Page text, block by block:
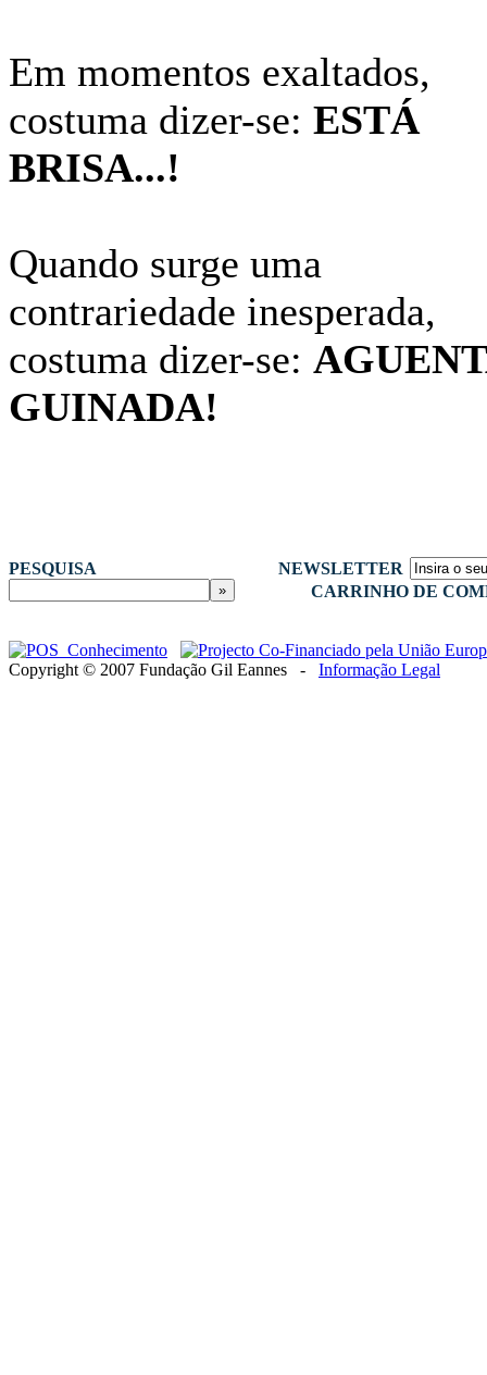
Em momentos exaltados,
costuma dizer-se: ESTÁ
BRISA...!
Quando surge uma
contrariedade inesperada,
costuma dizer-se:
GUINADA!
PESQUISA
NEWSLETTER
CARRINHO DE
Copyright © 2007 Fundação Gil Eannes - Informação Legal